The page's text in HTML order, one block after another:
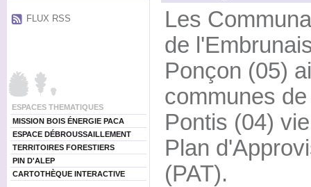
FLUX RSS
ESPACES THEMATIQUES
MISSION BOIS ÉNERGIE PACA
ESPACE DÉBROUSSAILLEMENT
TERRITOIRES FORESTIERS
PIN D'ALEP
CARTOTHÈQUE INTERACTIVE
Les
de
Ponçon (05)
communes
Pontis (04)
Plan
(PAT).